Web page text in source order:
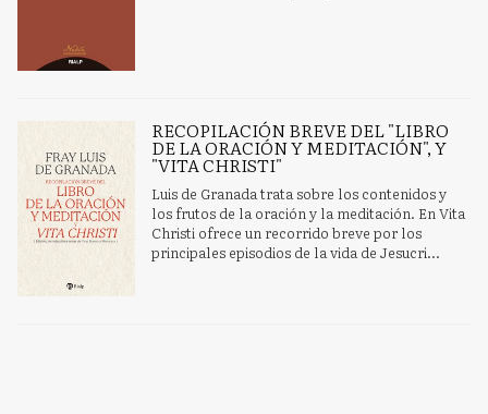
RECOPILACIÓN BREVE DEL "LIBRO
DE LA ORACIÓN Y MEDITACIÓN", Y
"VITA CHRISTI"
Luis de Granada trata sobre los contenidos y
los frutos de la oración y la meditación. En Vita
Christi ofrece un recorrido breve por los
principales episodios de la vida de Jesucri...